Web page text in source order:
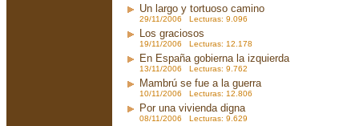
Un largo y tortuoso camino
29/11/2006 Lecturas: 9.096
Los graciosos
19/11/2006 Lecturas: 12.178
En España gobierna la izquierda
13/11/2006 Lecturas: 9.762
Mambrú se fue a la guerra
10/11/2006 Lecturas: 12.806
Por una vivienda digna
08/11/2006 Lecturas: 9.629